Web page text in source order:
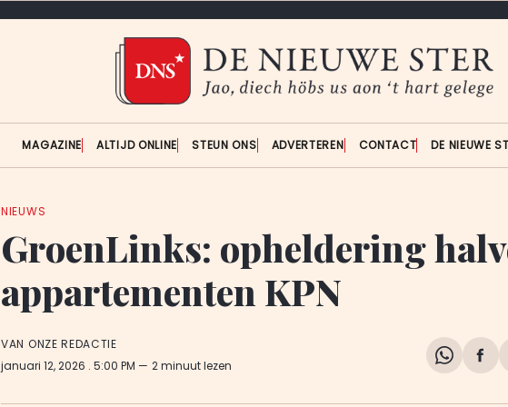
MAGAZINE ALTIJD ONLINE STEUN ONS ADVERTEREN CONTACT DE NIEUWE
NIEUWS
GroenLinks: opheldering
appartementen KPN
VAN ONZE REDACTIE
januari 12, 2026 . 5:00 PM 2 minuut lezen
Share